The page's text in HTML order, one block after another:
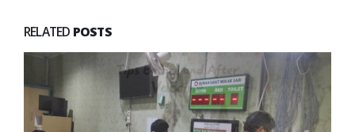
RELATED POSTS